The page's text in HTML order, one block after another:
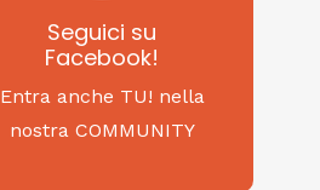
Seguici su
Facebook!
Entra anche TU! nella
nostra COMMUNITY
SAGRITALY
Feste, cibi e tradizioni
da Nord a Sud...